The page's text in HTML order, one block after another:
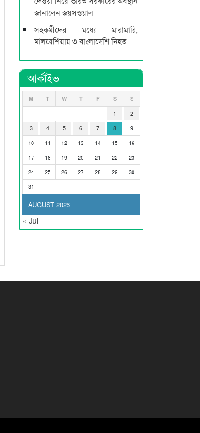
জানালেন জয়সওয়াল
সহকর্মীদের মধ্যে মারামারি,
মালয়েশিয়ায় ৩ বাংলাদেশি নিহত
আর্কাইভ
AUGUST 2026
M T W T F S S
1
2
3
4 5 6 7 8
9
10
11 12 13 14 15
16
17
18 19 20 21 22
23
24
25 26 27 28 29
30
31
« Jul